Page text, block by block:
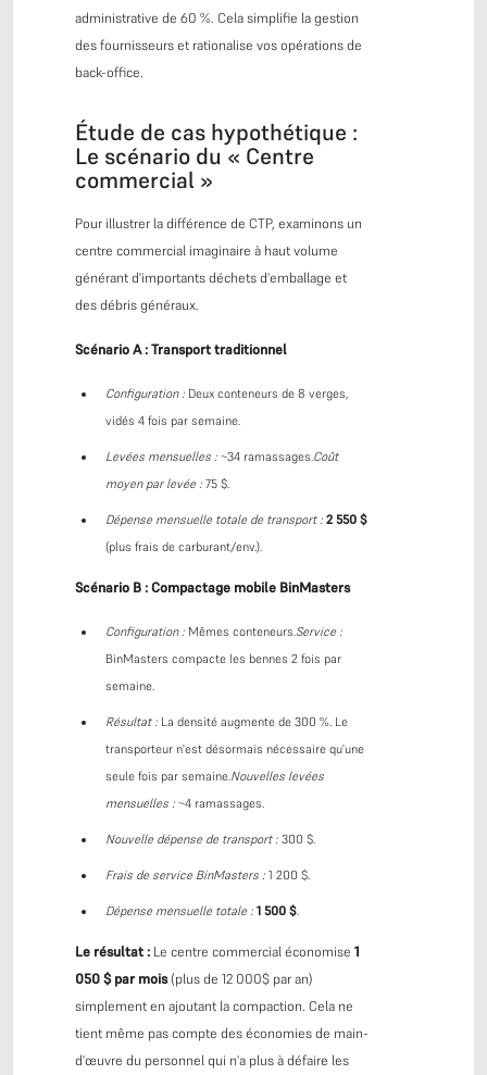
administrative de 60 %. Cela simplifie la gestion
des fournisseurs et rationalise vos opérations de
back-office.
Étude de cas hypothétique :
Le scénario du « Centre
commercial »
Pour illustrer la différence de CTP, examinons un
centre commercial imaginaire à haut volume
générant d'importants déchets d'emballage et
des débris généraux.
Scénario A : Transport traditionnel
Configuration : Deux conteneurs de 8 verges,
vidés 4 fois par semaine.
Levées mensuelles : ~34 ramassages.Coût
moyen par levée : 75 $.
Dépense mensuelle totale de transport : 2 550 $
(plus frais de carburant/env.).
Scénario B : Compactage mobile BinMasters
Configuration : Mêmes conteneurs.Service :
BinMasters compacte les bennes 2 fois par
semaine.
Résultat : La densité augmente de 300 %. Le
transporteur n'est désormais nécessaire qu'une
seule fois par semaine.Nouvelles levées
mensuelles : ~4 ramassages.
Nouvelle dépense de transport : 300 $.
Frais de service BinMasters : 1 200 $.
Dépense mensuelle totale : 1 500 $.
Le résultat : Le centre commercial économise 1
050 $ par mois(plus de 12 000$ par an)
simplement en ajoutant la compaction. Cela ne
tient même pas compte des économies de main-
d'œuvre du personnel qui n'a plus à défaire les